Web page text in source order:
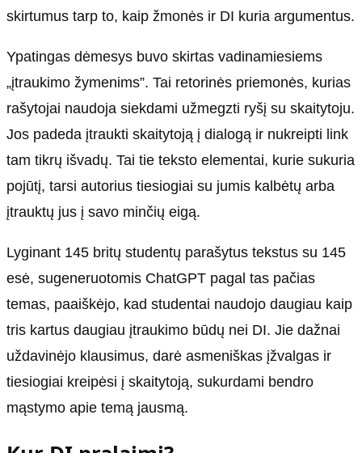
skirtumus tarp to, kaip žmonės ir DI kuria argumentus.
Ypatingas dėmesys buvo skirtas vadinamiesiems
„įtraukimo žymenims”. Tai retorinės priemonės, kurias
rašytojai naudoja siekdami užmegzti ryšį su skaitytoju.
Jos padeda įtraukti skaitytoją į dialogą ir nukreipti link
tam tikrų išvadų. Tai tie teksto elementai, kurie sukuria
pojūtį, tarsi autorius tiesiogiai su jumis kalbėtų arba
įtrauktų jus į savo minčių eigą.
Lyginant 145 britų studentų parašytus tekstus su 145
esė, sugeneruotomis ChatGPT pagal tas pačias
temas, paaiškėjo, kad studentai naudojo daugiau kaip
tris kartus daugiau įtraukimo būdų nei DI. Jie dažnai
uždavinėjo klausimus, darė asmeniškas įžvalgas ir
tiesiogiai kreipėsi į skaitytoją, sukurdami bendro
mąstymo apie temą jausmą.